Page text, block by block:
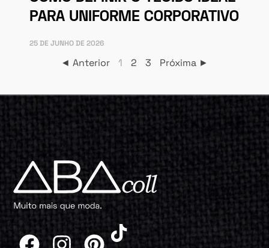
PARA UNIFORME CORPORATIVO
25 DE JUNHO DE 2026
◄ Anterior 1 2 3 Próxima ►